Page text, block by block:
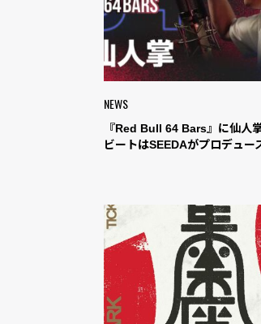
NEWS
『Red Bull 64 Bars』に仙人
ビートはSEEDAがプロデュー